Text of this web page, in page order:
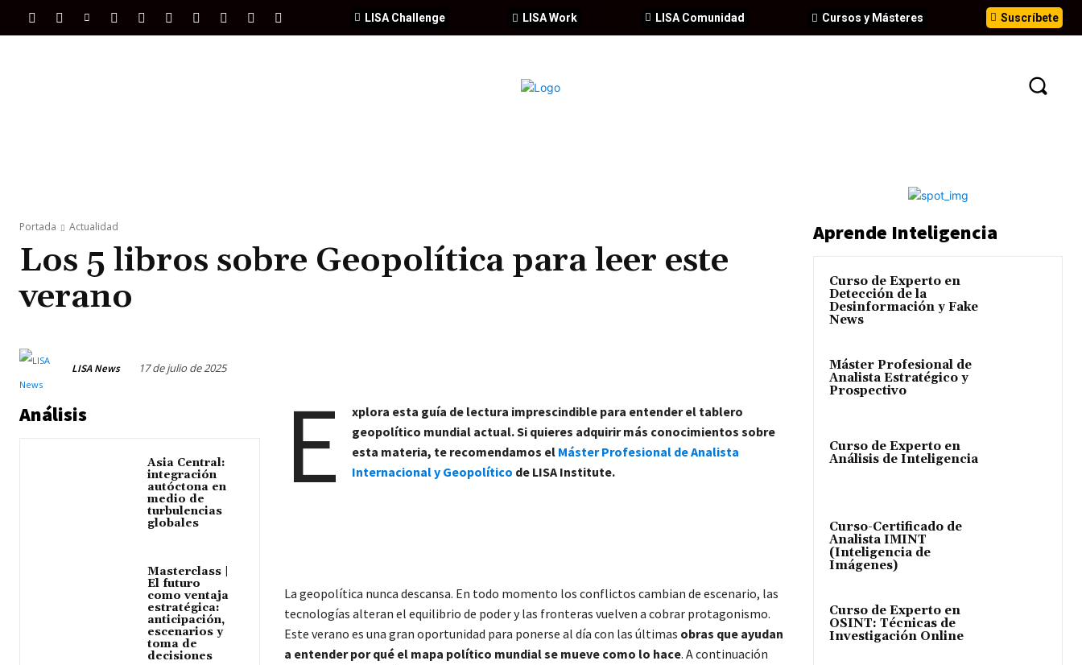
Suscríbete
Cursos y Másteres
LISA Comunidad
LISA Work
LISA Challenge
Portada Actualidad
Los 5 libros sobre Geopolítica para leer este
verano
LISA News 17 de julio de 2025
Análisis
Asia Central:
integración
autóctona en
medio de
turbulencias
globales
Masterclass |
El futuro
como ventaja
estratégica:
anticipación,
escenarios y
toma de
decisiones
E
xplora esta guía de lectura imprescindible para entender el tablero
geopolítico mundial actual. Si quieres adquirir más conocimientos sobre
esta materia, te recomendamos el Máster Profesional de Analista
Internacional y Geopolítico de LISA Institute.
La geopolítica nunca descansa. En todo momento los conflictos cambian de escenario, las
tecnologías alteran el equilibrio de poder y las fronteras vuelven a cobrar protagonismo.
Este verano es una gran oportunidad para ponerse al día con las últimas obras que ayudan
a entender por qué el mapa político mundial se mueve como lo hace. A continuación
Aprende Inteligencia
Curso de Experto en
Detección de la
Desinformación y Fake
News
Máster Profesional de
Analista Estratégico y
Prospectivo
Curso de Experto en
Análisis de Inteligencia
Curso-Certificado de
Analista IMINT
(Inteligencia de
Imágenes)
Curso de Experto en
OSINT: Técnicas de
Investigación Online